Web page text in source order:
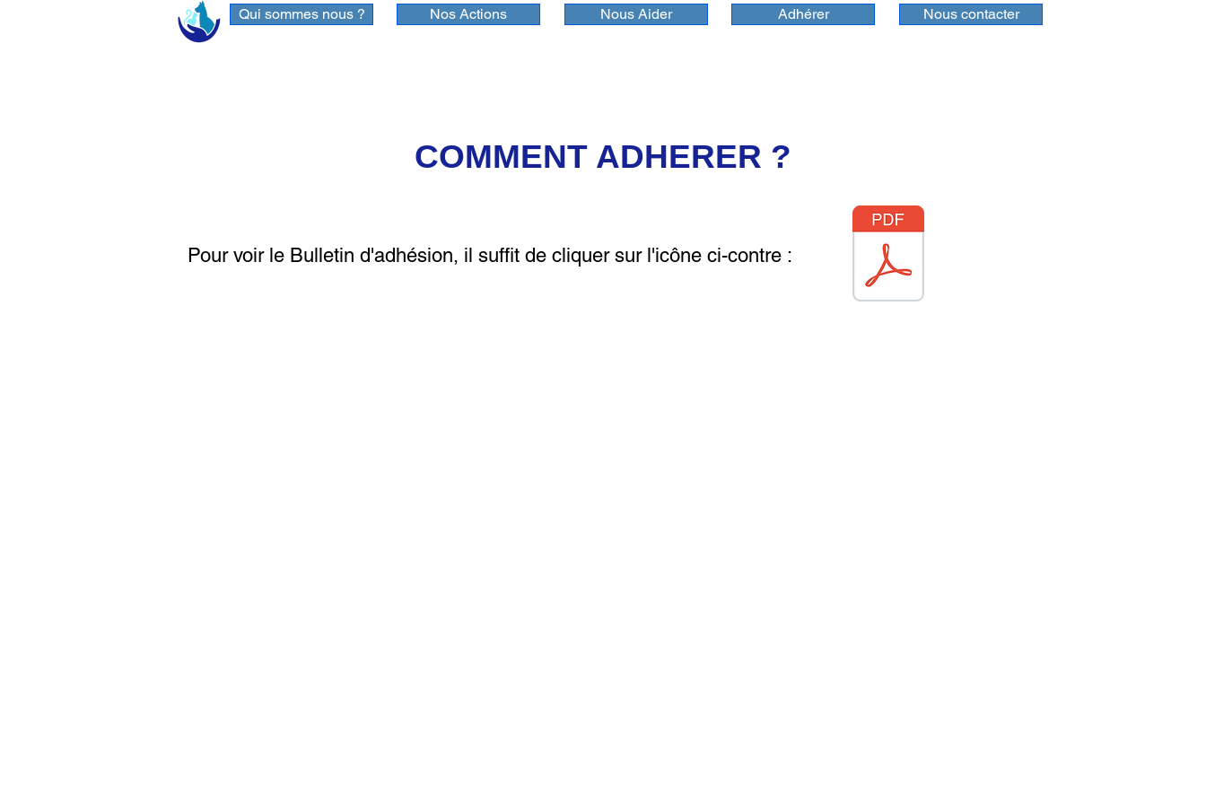
Qui sommes nous ? Nos Actions Nous Aider Adhérer Nous contacter
COMMENT ADHERER ?
Pour voir le Bulletin d'adhésion, il suffit de cliquer sur l'icône ci-contre :